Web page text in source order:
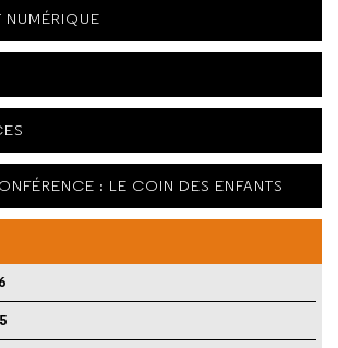
NUMÉRIQUE
: LE COIN DES ENFANTS